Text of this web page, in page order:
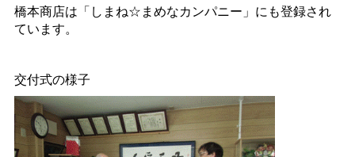
橋本商店は「しまね☆まめなカンパニー」にも登録され
ています。
交付式の様子